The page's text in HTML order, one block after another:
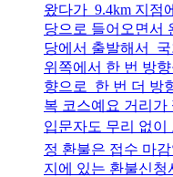
왔다가 9.4km 지점
당으로 들어오면서
당에서 출발해서
위쪽에서 한 번 방
향으로 한 번 더 방
복 코스예요 거리
입문자도 무리 없이
정 환불은 접수 마
지에 있는 환불신